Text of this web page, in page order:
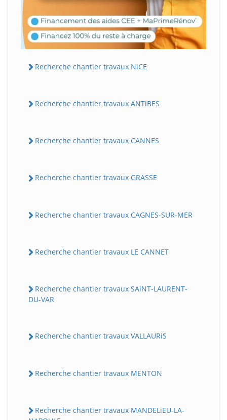
Recherche chantier travaux NiCE
Recherche chantier travaux ANTiBES
Recherche chantier travaux CANNES
Recherche chantier travaux GRASSE
Recherche chantier travaux CAGNES-SUR-MER
Recherche chantier travaux LE CANNET
Recherche chantier travaux SAiNT-LAURENT-
DU-VAR
Recherche chantier travaux VALLAURiS
Recherche chantier travaux MENTON
Recherche chantier travaux MANDELiEU-LA-